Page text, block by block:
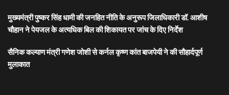
मुख्यमंत्री पुष्कर सिंह धामी की जनहित नीति के अनुरूप जिलाधिकारी डॉ. आशीष
चौहान ने पेयजल के अत्यधिक बिल की शिकायत पर जांच के दिए निर्देश
सैनिक कल्याण मंत्री गणेश जोशी से कर्नल कृष्ण कांत बाजपेयी ने की सौहार्दपूर्ण
मुलाकात